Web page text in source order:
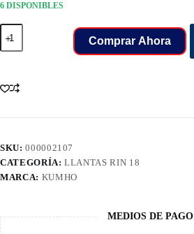
6 DISPONIBLES
225/40/18
LLANT
KUMHO
92W
Comprar Ahora
SKU:000002107
CATEGORÍA:LLANTAS RIN 18
MARCA: KUMHO
MEDIOS DE PAGO